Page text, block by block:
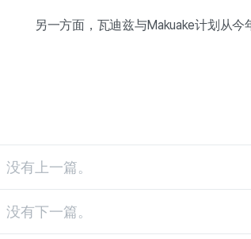
另一方面，瓦迪兹与Makuake计划从
没有上一篇。
没有下一篇。